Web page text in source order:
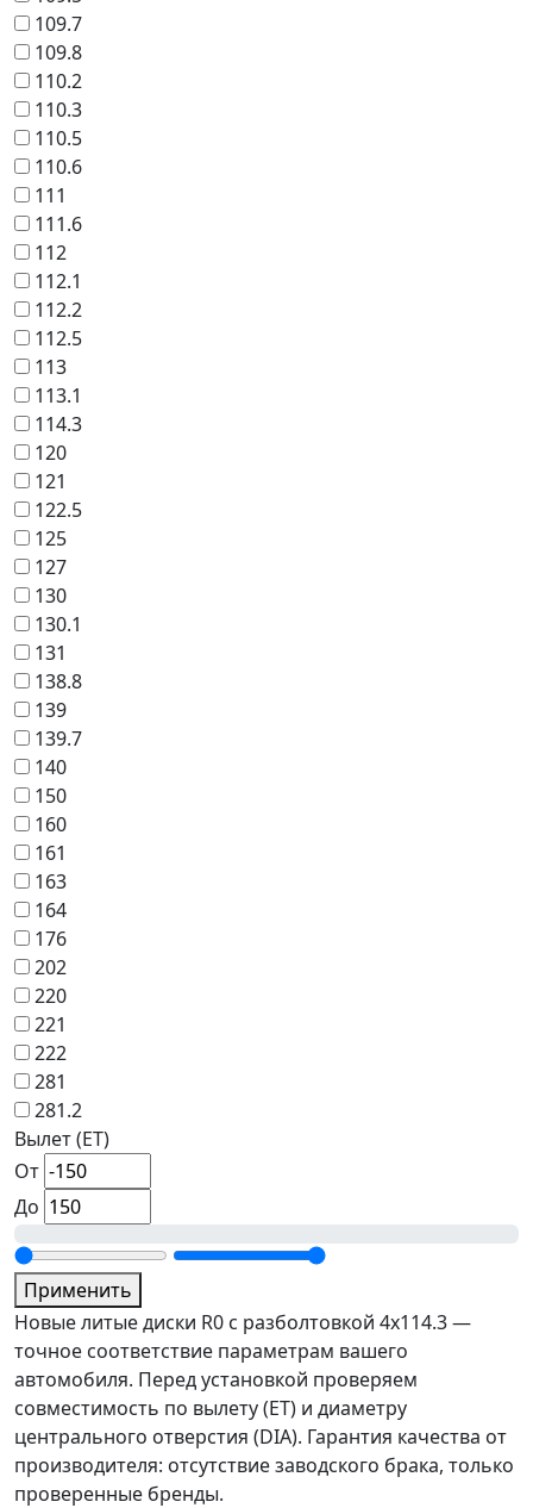
109.7
109.8
110.2
110.3
110.5
110.6
111
111.6
112
112.1
112.2
112.5
113
113.1
114.3
120
121
122.5
125
127
130
130.1
131
138.8
139
139.7
140
150
160
161
163
164
176
202
220
221
222
281
281.2
Вылет (ET)
От
До
Применить
Новые литые диски R0 с разболтовкой 4x114.3 —
точное соответствие параметрам вашего
автомобиля. Перед установкой проверяем
совместимость по вылету (ET) и диаметру
центрального отверстия (DIA). Гарантия качества от
производителя: отсутствие заводского брака, только
проверенные бренды.